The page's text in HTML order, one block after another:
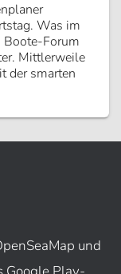
Was im
Boote-Forum
Mittlerweile
der smarten
und